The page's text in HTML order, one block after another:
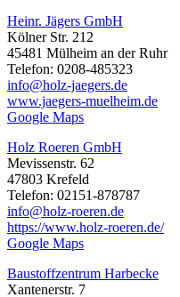
Heinr. Jägers GmbH
Kölner Str. 212
45481 Mülheim an der Ruhr
Telefon: 0208-485323
info@holz-jaegers.de
www.jaegers-muelheim.de
Google Maps
Holz Roeren GmbH
Mevissenstr. 62
47803 Krefeld
Telefon: 02151-878787
info@holz-roeren.de
https://www.holz-roeren.de/
Google Maps
Baustoffzentrum Harbecke
Xantenerstr. 7